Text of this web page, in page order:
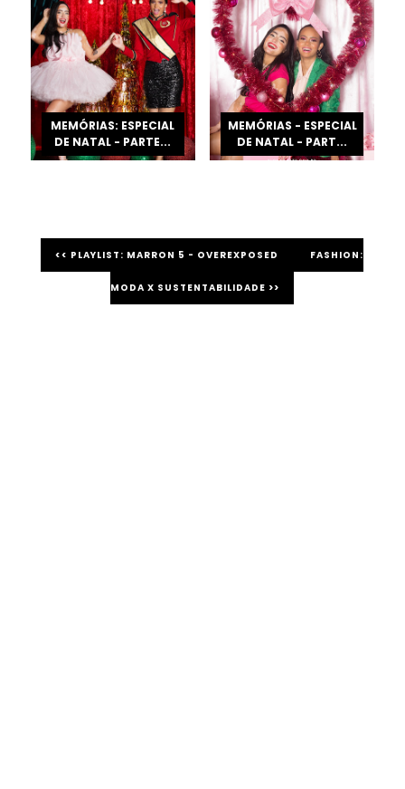
MEMÓRIAS: ESPECIAL
DE NATAL - PARTE...
MEMÓRIAS - ESPECIAL
DE NATAL - PART...
<< PLAYLIST: MARRON 5 - OVEREXPOSED FASHION:
MODA X SUSTENTABILIDADE >>